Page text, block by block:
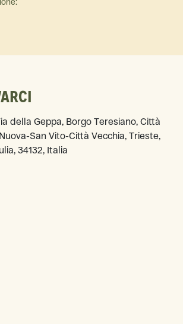
della Geppa, Borgo Teresiano, Città
San Vito-Città Vecchia, Trieste,
34132, Italia